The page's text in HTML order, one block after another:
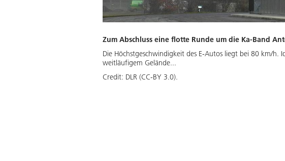
Zum Abschluss eine flotte Runde um die Ka-Band
Die Höchstgeschwindigkeit des E-Autos liegt bei 80 km/
weitläufigem Gelände...
Credit: DLR (CC-BY 3.0).